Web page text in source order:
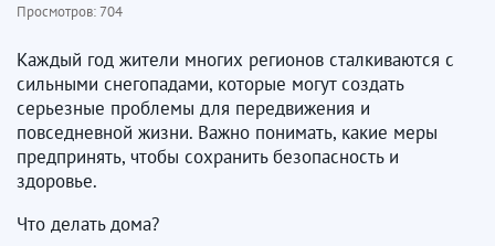
Просмотров:704
Каждый год жители многих регионов сталкиваются с
сильными снегопадами, которые могут создать
серьезные проблемы для передвижения и
повседневной жизни. Важно понимать, какие меры
предпринять, чтобы сохранить безопасность и
здоровье.
Что делать дома?